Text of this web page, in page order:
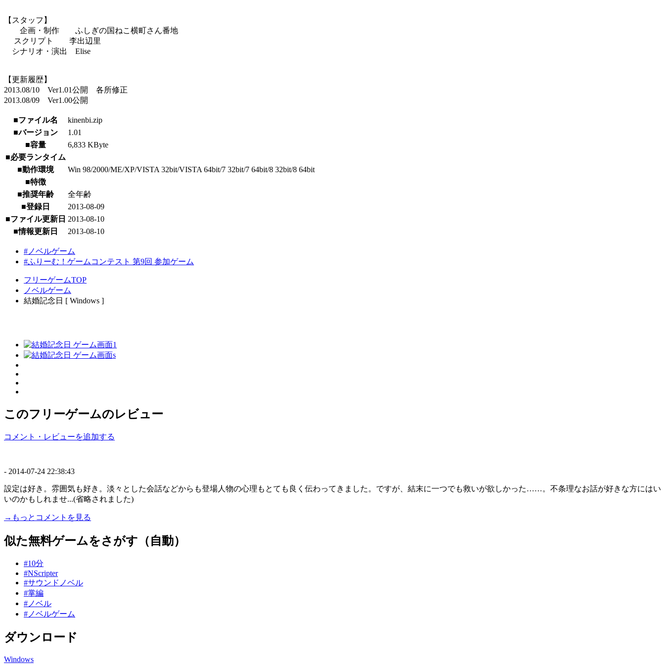
【スタッフ】
企画・制作 ふしぎの国ねこ横町さん番地
スクリプト 李出辺里
シナリオ・演出 Elise
【更新履歴】
2013.08/10 Ver1.01公開 各所修正
2013.08/09 Ver1.00公開
■ファイル名
kinenbi.zip
■バージョン
1.01
■容量
6,833 KByte
■必要ランタイム
■動作環境
Win 98/2000/ME/XP/VISTA 32bit/VISTA 64bit/7 32bit/7 64bit/8 32bit/8 64bit
■特徴
■推奨年齢
全年齢
■登録日
2013-08-09
■ファイル更新日 2013-08-10
■情報更新日
2013-08-10
#ノベルゲーム
#ふりーむ！ゲームコンテスト 第9回 参加ゲーム
フリーゲームTOP
ノベルゲーム
結婚記念日 [ Windows ]
このフリーゲームのレビュー
コメント・レビューを追加する
- 2014-07-24 22:38:43
設定は好き。雰囲気も好き。淡々とした会話などからも登場人物の心理もとても良く伝わってきました。ですが、結末に一つでも救いが欲しかった……。不条理なお話が好きな方にはい
いのかもしれませ...(省略されました)
→もっとコメントを見る
似た無料ゲームをさがす（自動）
#10分
#NScripter
#サウンドノベル
#掌編
#ノベル
#ノベルゲーム
ダウンロード
Windows